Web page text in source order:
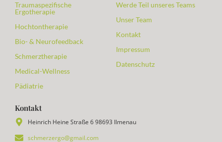
Traumaspezifische
Ergotherapie
Hochtontherapie
Bio- & Neurofeedback
Schmerztherapie
Medical-Wellness
Pädiatrie
Werde Teil unseres Teams
Unser Team
Kontakt
Impressum
Datenschutz
Kontakt
Heinrich Heine Straße 6 98693 Ilmenau
schmerzergo@gmail.com